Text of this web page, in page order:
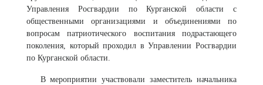
Управления Росгвардии по Курганской области с
общественными организациями и объединениями по
вопросам патриотического воспитания подрастающего
поколения, который проходил в Управлении Росгвардии
по Курганской области.
В мероприятии участвовали заместитель начальника